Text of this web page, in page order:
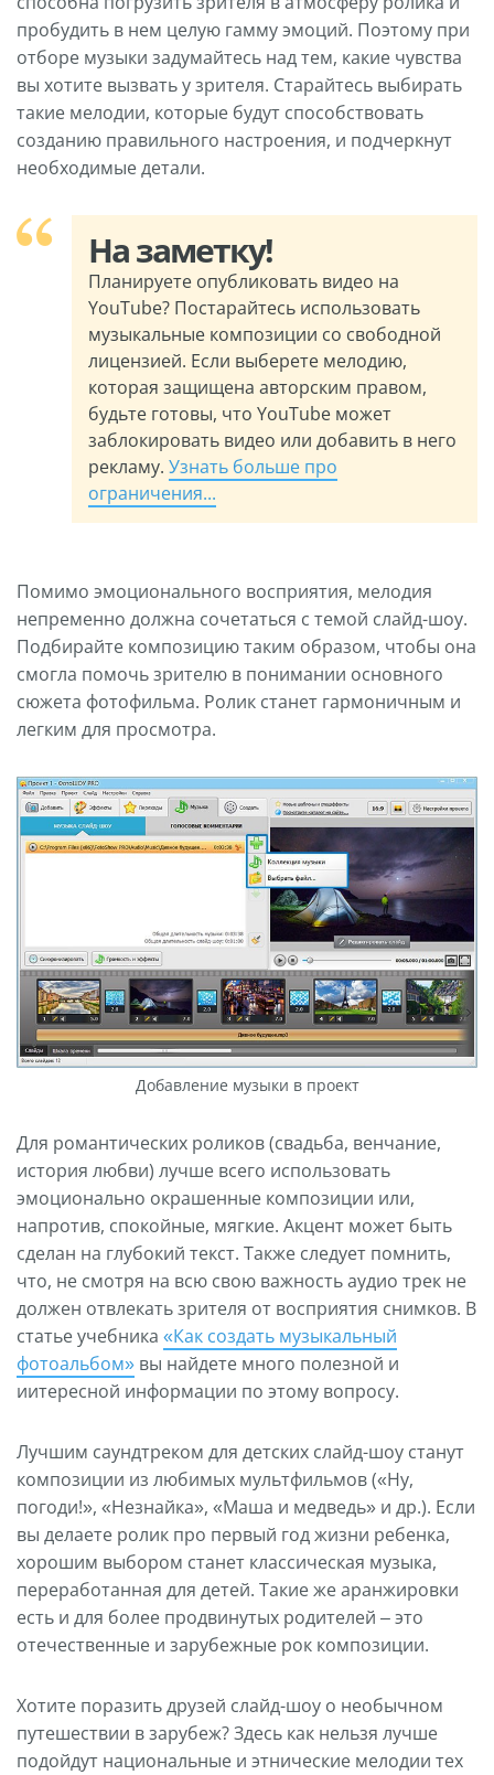
пробудить в нем целую гамму эмоций. Поэтому при
отборе музыки задумайтесь над тем, какие чувства
вы хотите вызвать у зрителя. Старайтесь выбирать
такие мелодии, которые будут способствовать
созданию правильного настроения, и подчеркнут
необходимые детали.
На заметку!
Планируете опубликовать видео на
YouTube? Постарайтесь использовать
музыкальные композиции со свободной
лицензией. Если выберете мелодию,
которая защищена авторским правом,
будьте готовы, что YouTube может
заблокировать видео или добавить в него
рекламу. Узнать больше про
ограничения...
Помимо эмоционального восприятия, мелодия
непременно должна сочетаться с темой слайд-шоу.
Подбирайте композицию таким образом, чтобы она
смогла помочь зрителю в понимании основного
сюжета фотофильма. Ролик станет гармоничным и
легким для просмотра.
Добавление музыки в проект
Для романтических роликов (свадьба, венчание,
история любви) лучше всего использовать
эмоционально окрашенные композиции или,
напротив, спокойные, мягкие. Акцент может быть
сделан на глубокий текст. Также следует помнить,
что, не смотря на всю свою важность аудио трек не
должен отвлекать зрителя от восприятия снимков. В
статье учебника «Как создать музыкальный
фотоальбом» вы найдете много полезной и
иитересной информации по этому вопросу.
Лучшим саундтреком для детских слайд-шоу станут
композиции из любимых мультфильмов («Ну,
погоди!», «Незнайка», «Маша и медведь» и др.). Если
вы делаете ролик про первый год жизни ребенка,
хорошим выбором станет классическая музыка,
переработанная для детей. Такие же аранжировки
есть и для более продвинутых родителей – это
отечественные и зарубежные рок композиции.
Хотите поразить друзей слайд-шоу о необычном
путешествии в зарубеж? Здесь как нельзя лучше
подойдут национальные и этнические мелодии тех